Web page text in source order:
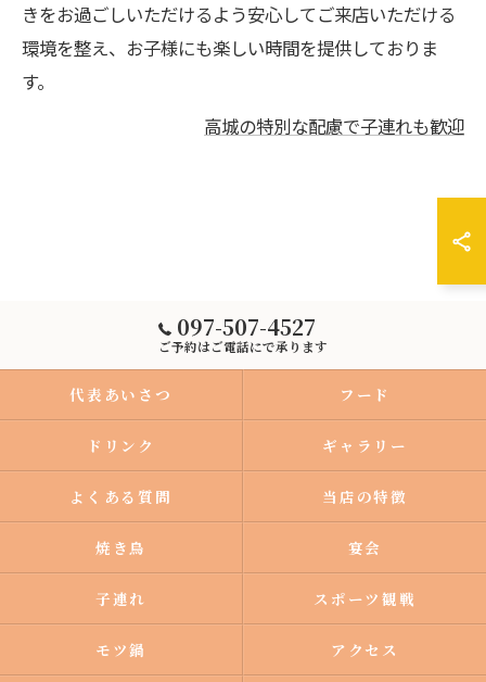
きをお過ごしいただけるよう安心してご来店いただける
環境を整え、お子様にも楽しい時間を提供しておりま
す。
高城の特別な配慮で子連れも歓迎
097-507-4527
ご予約はご電話にで承ります
代表あいさつ フード
ドリンク ギャラリー
よくある質問 当店の特徴
焼き鳥 宴会
子連れ スポーツ観戦
モツ鍋 アクセス